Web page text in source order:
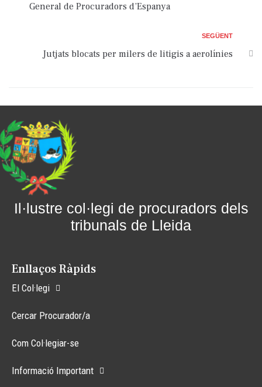
General de Procuradors d’Espanya
SEGÜENT
Jutjats blocats per milers de litigis a aerolínies
Il·lustre col·legi de procuradors dels
tribunals de Lleida
Enllaços Ràpids
El Col·legi
Cercar Procurador/a
Com Col·legiar-se
Informació Important